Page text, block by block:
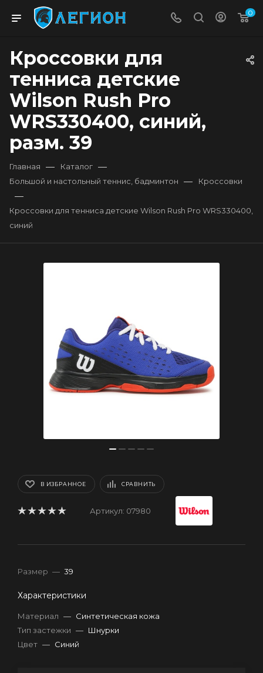
0
Кроссовки для
тенниса детские
Wilson Rush Pro
WRS330400, синий,
разм. 39
Главная — Каталог —
Большой и настольный теннис, бадминтон — Кроссовки
—
Кроссовки для тенниса детские Wilson Rush Pro WRS330400,
синий
В ИЗБРАННОЕ СРАВНИТЬ
Артикул: 07980
Размер — 39
Характеристики
Материал — Синтетическая кожа
Тип застежки — Шнурки
Цвет — Синий